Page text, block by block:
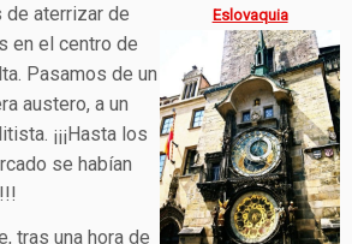
Eslovaquia
de aterrizar de
en el centro de
Pasamos de un
austero, a un
¡¡¡Hasta los
se habían
tras una hora de